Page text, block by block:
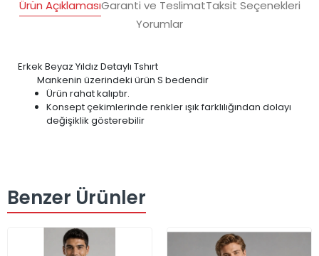
Ürün AçıklamasıGaranti ve TeslimatTaksit Seçenekleri
Yorumlar
Erkek Beyaz Yıldız Detaylı Tshırt
Mankenin üzerindeki ürün S bedendir
Ürün rahat kalıptır.
Konsept çekimlerinde renkler ışık farklılığından dolayı
değişiklik gösterebilir
Benzer Ürünler